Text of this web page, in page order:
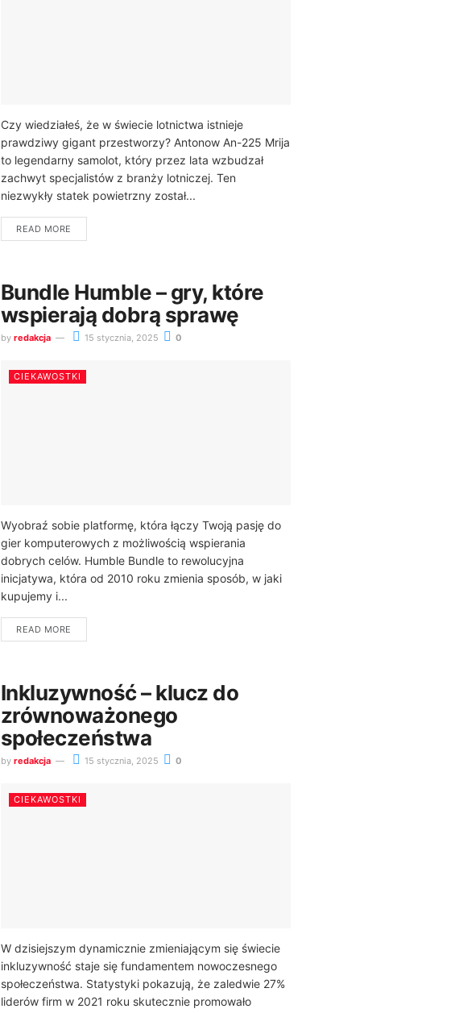
Czy wiedziałeś, że w świecie lotnictwa istnieje
prawdziwy gigant przestworzy? Antonow An-225 Mrija
to legendarny samolot, który przez lata wzbudzał
zachwyt specjalistów z branży lotniczej. Ten
niezwykły statek powietrzny został...
READ MORE
Bundle Humble – gry, które
wspierają dobrą sprawę
by redakcja 15 stycznia, 2025 0
CIEKAWOSTKI
Wyobraź sobie platformę, która łączy Twoją pasję do
gier komputerowych z możliwością wspierania
dobrych celów. Humble Bundle to rewolucyjna
inicjatywa, która od 2010 roku zmienia sposób, w jaki
kupujemy i...
READ MORE
Inkluzywność – klucz do
zrównoważonego
społeczeństwa
by redakcja 15 stycznia, 2025 0
CIEKAWOSTKI
W dzisiejszym dynamicznie zmieniającym się świecie
inkluzywność staje się fundamentem nowoczesnego
społeczeństwa. Statystyki pokazują, że zaledwie 27%
liderów firm w 2021 roku skutecznie promowało